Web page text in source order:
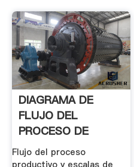
DIAGRAMA DE
FLUJO DEL
PROCESO DE
TRITURACION DE .
Flujo del proceso
productivo y escalas de